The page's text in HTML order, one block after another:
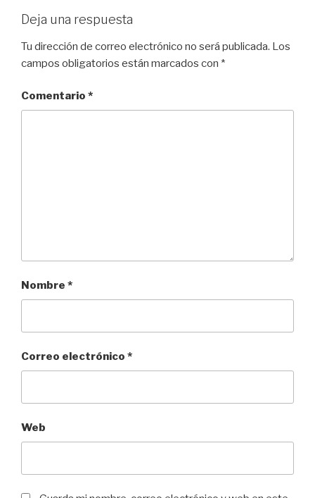
Deja una respuesta
Tu dirección de correo electrónico no será publicada. Los
campos obligatorios están marcados con *
Comentario *
Nombre *
Correo electrónico *
Web